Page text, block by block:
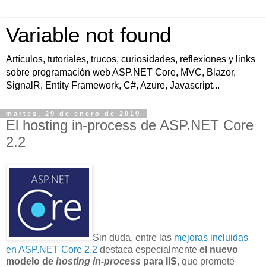
Variable not found
Artículos, tutoriales, trucos, curiosidades, reflexiones y links
sobre programación web ASP.NET Core, MVC, Blazor,
SignalR, Entity Framework, C#, Azure, Javascript...
martes, 29 de enero de 2019
El hosting in-process de ASP.NET Core
2.2
Sin duda, entre las mejoras incluidas
en ASP.NET Core 2.2 destaca especialmente el nuevo
modelo de hosting in-process para IIS, que promete